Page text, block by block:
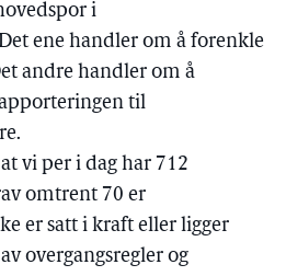
i
ene handler om å forenkle
andre handler om å
til
vi per i dag har 712
omtrent 70 er
er satt i kraft eller ligger
overgangsregler og